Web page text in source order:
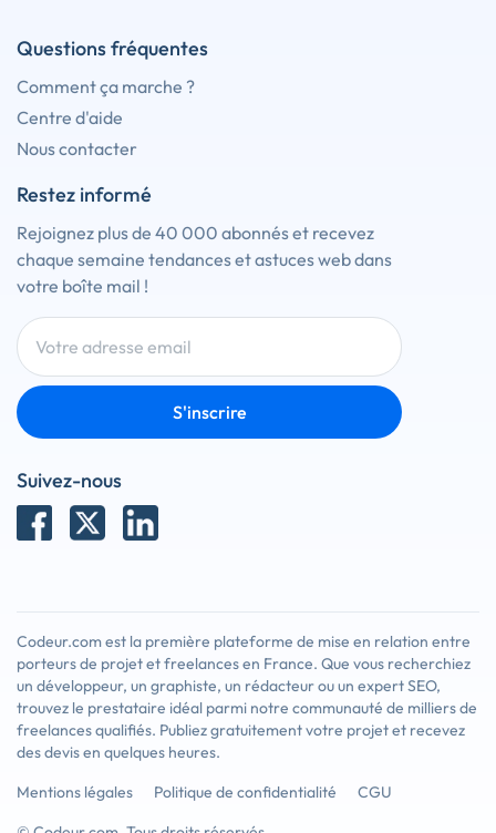
Questions fréquentes
Comment ça marche ?
Centre d'aide
Nous contacter
Restez informé
Rejoignez plus de 40 000 abonnés et recevez
chaque semaine tendances et astuces web dans
votre boîte mail !
S'inscrire
Suivez-nous
Codeur.com est la première plateforme de mise en relation entre
porteurs de projet et freelances en France. Que vous recherchiez
un développeur, un graphiste, un rédacteur ou un expert SEO,
trouvez le prestataire idéal parmi notre communauté de milliers de
freelances qualifiés. Publiez gratuitement votre projet et recevez
des devis en quelques heures.
Mentions légales
Politique de confidentialité
CGU